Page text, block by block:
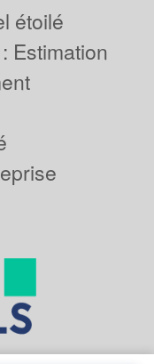
étoilé
Estimation